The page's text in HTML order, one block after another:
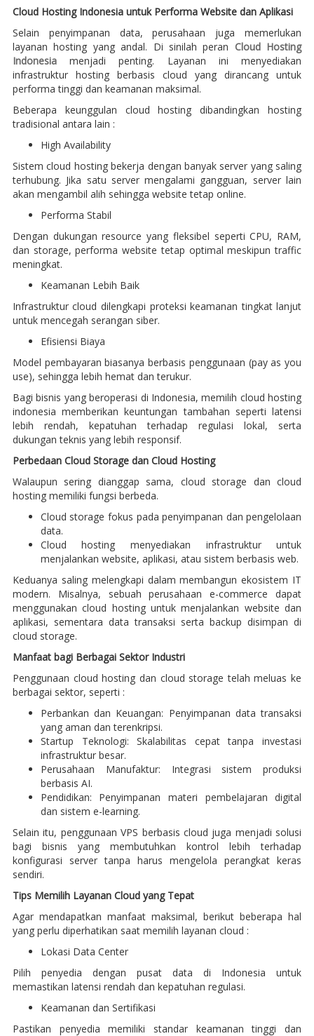
Cloud Hosting Indonesia untuk Performa Website dan Aplikasi
Selain penyimpanan data, perusahaan juga memerlukan
layanan hosting yang andal. Di sinilah peran Cloud Hosting
Indonesiamenjadi penting. Layanan ini menyediakan
infrastruktur hosting berbasis cloud yang dirancang untuk
performa tinggi dan keamanan maksimal.
Beberapa keunggulan cloud hosting dibandingkan hosting
tradisional antara lain :
High Availability
Sistem cloud hosting bekerja dengan banyak server yang saling
terhubung. Jika satu server mengalami gangguan, server lain
akan mengambil alih sehingga website tetap online.
Performa Stabil
Dengan dukungan resource yang fleksibel seperti CPU, RAM,
dan storage, performa website tetap optimal meskipun traffic
meningkat.
Keamanan Lebih Baik
Infrastruktur cloud dilengkapi proteksi keamanan tingkat lanjut
untuk mencegah serangan siber.
Efisiensi Biaya
Model pembayaran biasanya berbasis penggunaan (pay as you
use), sehingga lebih hemat dan terukur.
Bagi bisnis yang beroperasi di Indonesia, memilih cloud hosting
indonesia memberikan keuntungan tambahan seperti latensi
lebih rendah, kepatuhan terhadap regulasi lokal, serta
dukungan teknis yang lebih responsif.
Perbedaan Cloud Storage dan Cloud Hosting
Walaupun sering dianggap sama, cloud storage dan cloud
hosting memiliki fungsi berbeda.
Cloud storage fokus pada penyimpanan dan pengelolaan
data.
Cloud hosting menyediakan infrastruktur untuk
menjalankan website, aplikasi, atau sistem berbasis web.
Keduanya saling melengkapi dalam membangun ekosistem IT
modern. Misalnya, sebuah perusahaan e-commerce dapat
menggunakan cloud hosting untuk menjalankan website dan
aplikasi, sementara data transaksi serta backup disimpan di
cloud storage.
Manfaat bagi Berbagai Sektor Industri
Penggunaan cloud hosting dan cloud storage telah meluas ke
berbagai sektor, seperti :
Perbankan dan Keuangan: Penyimpanan data transaksi
yang aman dan terenkripsi.
Startup Teknologi: Skalabilitas cepat tanpa investasi
infrastruktur besar.
Perusahaan Manufaktur: Integrasi sistem produksi
berbasis AI.
Pendidikan: Penyimpanan materi pembelajaran digital
dan sistem e-learning.
Selain itu, penggunaan VPS berbasis cloud juga menjadi solusi
bagi bisnis yang membutuhkan kontrol lebih terhadap
konfigurasi server tanpa harus mengelola perangkat keras
sendiri.
Tips Memilih Layanan Cloud yang Tepat
Agar mendapatkan manfaat maksimal, berikut beberapa hal
yang perlu diperhatikan saat memilih layanan cloud :
Lokasi Data Center
Pilih penyedia dengan pusat data di Indonesia untuk
memastikan latensi rendah dan kepatuhan regulasi.
Keamanan dan Sertifikasi
Pastikan penyedia memiliki standar keamanan tinggi dan